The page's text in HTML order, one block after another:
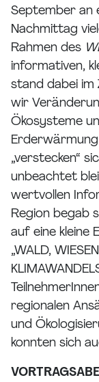
September an
Nachmittag
Rahmen des
informativen,
stand dabei im
wir
Ökosysteme
„verstecken“
unbeachtet
wertvollen
Region begab
auf eine kleine
„WALD,
regionalen
und
konnten sich